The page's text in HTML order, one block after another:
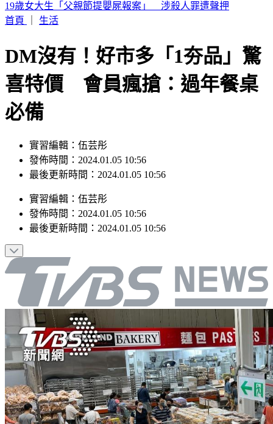
來辯論啊！鞭刑公投藍白分歧？黃國昌：白委將先4對4辯論
首頁
生活
DM沒有！好市多「1夯品」驚
喜特價 會員瘋搶：過年餐桌
必備
實習編輯：伍芸彤
發佈時間：2024.01.05 10:56
最後更新時間：2024.01.05 10:56
實習編輯 ： 伍芸彤
發佈時間： 2024.01.05 10:56
最後更新時間： 2024.01.05 10:56